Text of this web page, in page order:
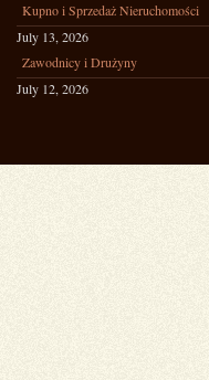
Kupno i Sprzedaż Nieruchomości
July 13, 2026
Zawodnicy i Drużyny
July 12, 2026